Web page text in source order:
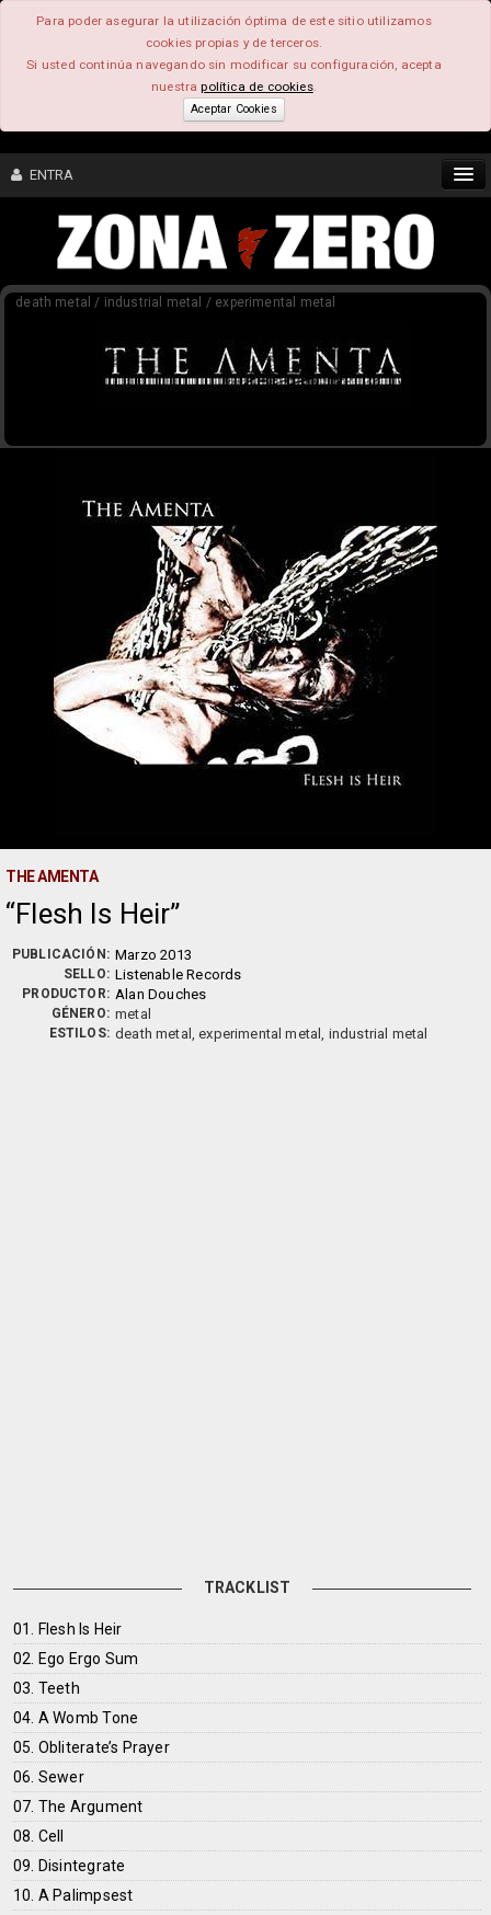
Para poder asegurar la utilización óptima de este sitio utilizamos
cookies propias y de terceros.
Si usted continúa navegando sin modificar su configuración, acepta
nuestrapolítica de cookies.
Aceptar Cookies
ENTRA
CONTENIDO
FEEEDBACK
death metal / industrial metal / experimental metal
THE AMENTA
Flesh Is Heir
PUBLICACIÓN: Marzo 2013
SELLO: Listenable Records
PRODUCTOR: Alan Douches
GÉNERO: metal
ESTILOS: death metal, experimental metal, industrial metal
TRACKLIST
01. Flesh Is Heir
02. Ego Ergo Sum
03. Teeth
04. A Womb Tone
05. Obliterate’s Prayer
06. Sewer
07. The Argument
08. Cell
09. Disintegrate
10. A Palimpsest